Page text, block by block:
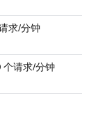
求/分钟
请求/分钟